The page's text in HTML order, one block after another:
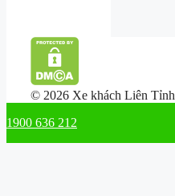
© 2026 Xe khách Liên Tỉnh
1900 636 212